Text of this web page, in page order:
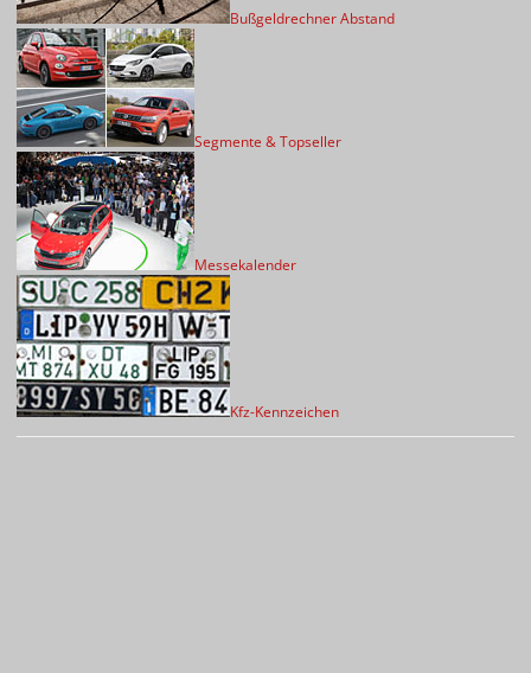
Bußgeldrechner Abstand
Segmente & Topseller
Messekalender
Kfz-Kennzeichen